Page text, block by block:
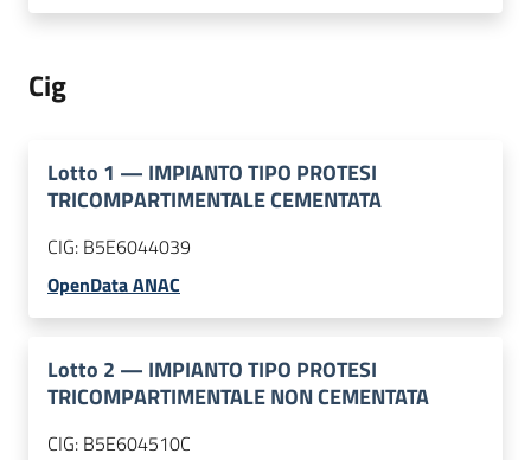
Cig
Lotto 1 — IMPIANTO TIPO PROTESI
TRICOMPARTIMENTALE CEMENTATA
CIG: B5E6044039
OpenData ANAC
Lotto 2 — IMPIANTO TIPO PROTESI
TRICOMPARTIMENTALE NON CEMENTATA
CIG: B5E604510C